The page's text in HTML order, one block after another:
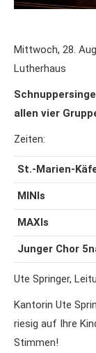
Mittwoch, 28.
Lutherhaus
allen vier
Zeiten:
St.-Marien-
MINIs
MAXIs
Junger Chor
Ute Springer,
Kantorin Ute
riesig auf Ihre
Stimmen!